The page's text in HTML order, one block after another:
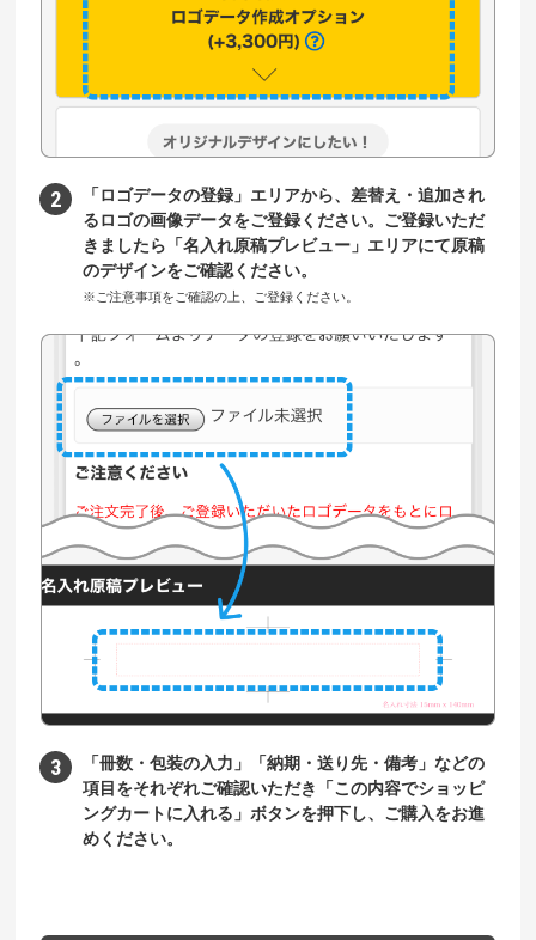
「ロゴデータの登録」エリアから、差替え・追加され
るロゴの画像データをご登録ください。ご登録いただ
きましたら「名入れ原稿プレビュー」エリアにて原稿
のデザインをご確認ください。
※ご注意事項をご確認の上、ご登録ください。
「冊数・包装の入力」「納期・送り先・備考」などの
項目をそれぞれご確認いただき「この内容でショッピ
ングカートに入れる」ボタンを押下し、ご購入をお進
めください。